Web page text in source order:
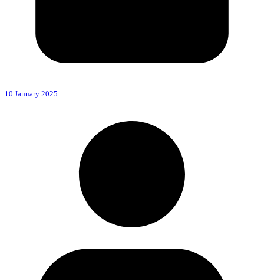
10 January 2025